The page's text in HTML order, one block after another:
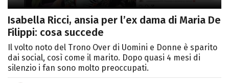
Isabella Ricci, ansia per l’ex dama di Maria De
Filippi: cosa succede
Il volto noto del Trono Over di Uomini e Donne è sparito
dai social, così come il marito. Dopo quasi 4 mesi di
silenzio i fan sono molto preoccupati.